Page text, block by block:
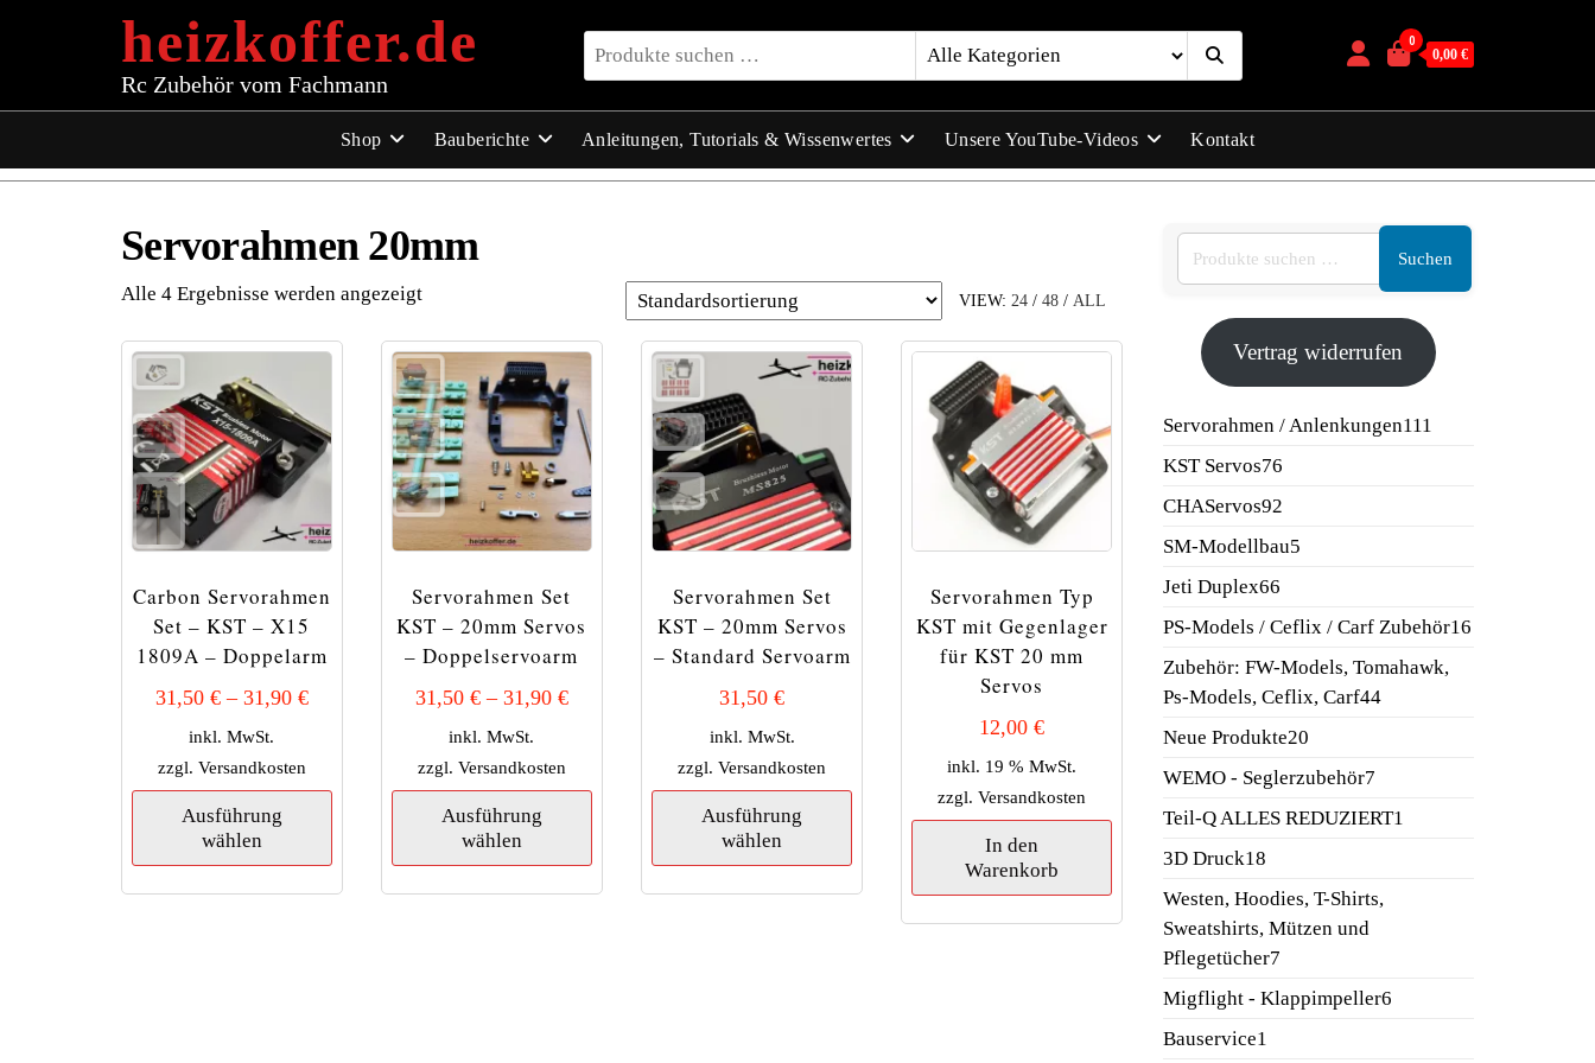
heizkoffer.de
Rc Zubehör vom Fachmann
0
0,00 €
Shop Bauberichte Anleitungen, Tutorials & Wissenwertes Unsere YouTube-Videos Kontakt
Servorahmen 20mm
VIEW: 24 / 48 / ALL
Alle 4 Ergebnisse werden angezeigt
Carbon Servorahmen
Set – KST – X15
1809A – Doppelarm
31,50 €– 31,90 €
inkl. MwSt.
zzgl. Versandkosten
Ausführung
wählen
Dieses
mehrere
Varianten
Servorahmen Set
KST – 20mm Servos
– Doppelservoarm
31,50 €– 31,90 €
inkl. MwSt.
zzgl. Versandkosten
Ausführung
wählen
Dieses
mehrere
Varianten
Servorahmen Set
KST – 20mm Servos
– Standard Servoarm
31,50€
inkl. MwSt.
zzgl.Versandkosten
Ausführung
wählen
Dieses
Produkt
mehrere
Varianten
Servorahmen Typ
KST mit Gegenlager
für KST 20 mm
Servos
12,00€
inkl. 19 % MwSt.
zzgl.Versandkosten
In den
Warenkorb
Suchen
Vertrag widerrufen
Servorahmen / Anlenkungen111
KST Servos7676
CHAServos9292
SM-Modellbau55
Jeti Duplex6666
Produkte
PS-Models / Ceflix / Carf Zubehör1616
Zubehör: FW-Models, Tomahawk,
Ps-Models, Ceflix, Carf4444
Neue Produkte2020
Produkte
WEMO - Seglerzubehör77
Teil-Q ALLES REDUZIERT1
3D Druck1818
Produkte
Westen, Hoodies, T-Shirts,
Sweatshirts, Mützen und
Pflegetücher77
Produkte
Migflight - Klappimpeller66
Bauservice1